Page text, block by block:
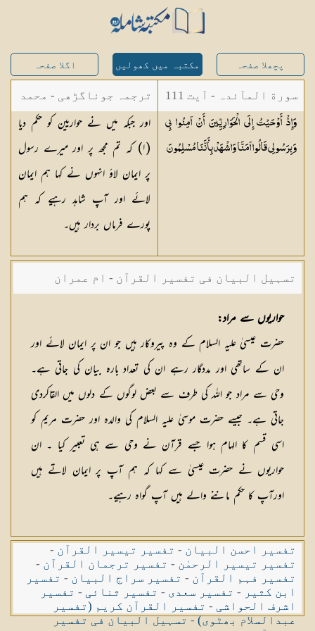
پچھلا صفحہ مکتبہ میں کھولیں اگلا صفحہ
سورة المآئدہ - آیت 111
وَإِذْ أَوْحَيْتُ إِلَى الْحَوَارِيِّينَ أَنْ آمِنُوا بِي
وَبِرَسُولِي قَالُوا آمَنَّا وَاشْهَدْ بِأَنَّنَامُسْلِمُونَ
ترجمہ جوناگڑھی - محمد
جونا گڑھی
اور جبکہ میں نے حواریین کو حکم دیا
(١) کہ تم مجھ پر اور میرے رسول
پر ایمان لاؤ انہوں نے کہا ہم ایمان
لائے اور آپ شاہد رہیے کہ ہم
پورے فرماں بردار ہیں۔
تسہیل البیان فی تفسیر القرآن - ام عمران
حواریوں سے مراد:
حضرت عیسیٰ علیہ السلام کے وہ پیروکار ہیں جو ان پر ایمان لائے اور
ان کے ساتھی اور مددگار رہے ان کی تعداد بارہ بیان کی جاتی ہے۔
وحی سے مراد جو اللہ کی طرف سے بعض لوگوں کے دلوں میں القاکردی
جاتی ہے۔ جیسے حضرت موسیٰ علیہ السلام کی والدہ اور حضرت مریم کو
اسی قسم کا الہام ہوا جسے قرآن نے وحی سے ہی تعبیر کیا ۔ ان
حواریوں نے حضرت عیسیٰ سے کہا کہ ہم آپ پر ایمان لاتے ہیں
اورآپ کا حکم ماننے والے ہیں آپ گواہ رہیے۔
تفسیر احسن البیان - تفسیر تیسیر القرآن -
تفسیر تیسیر الرحمٰن - تفسیر ترجمان القرآن -
تفسیر فہم القرآن - تفسیر سراج البیان - تفسیر
ابن کثیر - تفسیر سعدی - تفسیر ثنائی - تفسیر
اشرف الحواشی - تفسیر القرآن کریم (تفسیر
عبدالسلام بھٹوی)-تسہیل البیان فی تفسیر